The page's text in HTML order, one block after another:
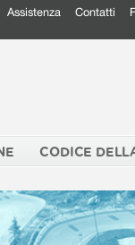
Assistenza Contatti
CODICE